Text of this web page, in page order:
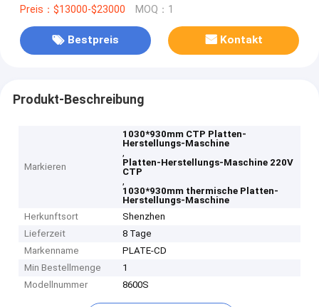
Preis：$13000-$23000 MOQ：1
Bestpreis Kontakt
Produkt-Beschreibung
Markieren
1030*930mm CTP Platten-
Herstellungs-Maschine
,
Platten-Herstellungs-Maschine 220V
CTP
,
1030*930mm thermische Platten-
Herstellungs-Maschine
Herkunftsort
Shenzhen
Lieferzeit
8 Tage
Markenname
PLATE-CD
Min Bestellmenge
1
Modellnummer
8600S